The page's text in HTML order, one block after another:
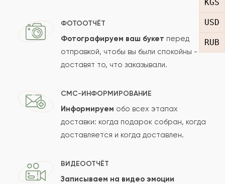
KGS
USD
RUB
Отзыв
Сколько будет
Отзыв будет опубликован после проверки.
Проверяем на спам.
ФОТООТЧЁТ
Фотографируем ваш букет перед
отправкой, чтобы вы были спокойны -
доставят то, что заказывали.
СМС-ИНФОРМИРОВАНИЕ
Информируем обо всех этапах
доставки: когда подарок собран, когда
доставляется и когда доставлен.
ВИДЕООТЧЁТ
Записываем на видео эмоции